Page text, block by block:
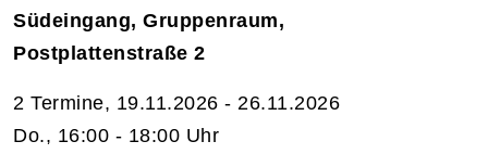
Südeingang, Gruppenraum,
Postplattenstraße 2
2 Termine, 19.11.2026 - 26.11.2026
Do., 16:00 - 18:00 Uhr